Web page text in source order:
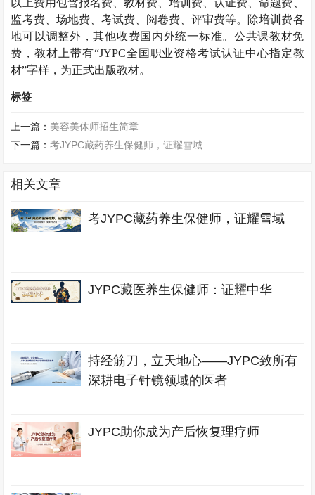
以上费用包含报名费、教材费、培训费、认证费、命题费、
监考费、场地费、考试费、阅卷费、评审费等。除培训费各
地可以调整外，其他收费国内外统一标准。公共课教材免
费，教材上带有“JYPC全国职业资格考试认证中心指定教
材”字样，为正式出版教材。
标签
上一篇： 美容美体师招生简章
下一篇：考JYPC藏药养生保健师，证耀雪域
相关文章
考JYPC藏药养生保健师，证耀雪域
JYPC藏医养生保健师：证耀中华
持经筋刀，立天地心——JYPC致所有
深耕电子针镜领域的医者
JYPC助你成为产后恢复理疗师